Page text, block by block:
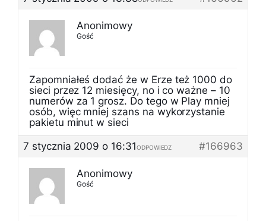
Anonimowy
Gość
Zapomniałeś dodać że w Erze też 1000 do
sieci przez 12 miesięcy, no i co ważne – 10
numerów za 1 grosz. Do tego w Play mniej
osób, więc mniej szans na wykorzystanie
pakietu minut w sieci
7 stycznia 2009 o 16:31
#166963
ODPOWIEDZ
Anonimowy
Gość